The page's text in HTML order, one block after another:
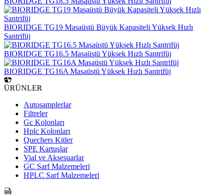
BIORIDGE TG19 Masaüstü Büyük Kapasiteli Yüksek Hızlı
Santrifüj
BIORIDGE TG16.5 Masaüstü Yüksek Hızlı Santrifüj
BIORIDGE TG16A Masaüstü Yüksek Hızlı Santrifüj
ÜRÜNLER
Autosamplerlar
Filtreler
Gc Kolonları
Hplc Kolonları
Quechers Kitler
SPE Kartuşlar
Vial ve Aksesuarlar
GC Sarf Malzemeleri
HPLC Sarf Malzemeleri